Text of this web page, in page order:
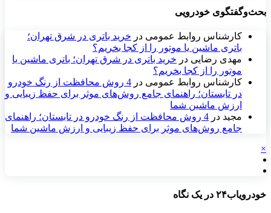
بحث‌وگفتگوی خودرویی
کارشناس روابط عمومی در خرید باتری در شرق تهران؛
باتری ماشین یا موتور را از کجا بخریم؟
مهدی رضایی در خرید باتری در شرق تهران؛ باتری ماشین یا
موتور را از کجا بخریم؟
کارشناس روابط عمومی در
4 روش محافظت از رنگ خودرو
در تابستان؛ راهنمای جامع روش‌های موثر برای حفظ زیبایی و
ارزش ماشین شما
مجید در
4 روش محافظت از رنگ خودرو در تابستان؛ راهنمای
جامع روش‌های موثر برای حفظ زیبایی و ارزش ماشین شما
×
خودرویاب۲۴ در یک نگاه